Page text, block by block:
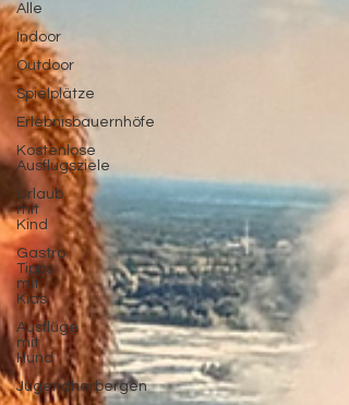
Alle
Indoor
Outdoor
Spielplätze
Erlebnisbauernhöfe
Kostenlose
Ausflugsziele
Urlaub
mit
Kind
Gastro
Tipps
mit
Kids
Ausflüge
mit
Hund
Jugendherbergen